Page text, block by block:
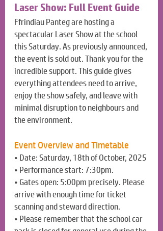
Laser Show: Full Event Guide
Ffrindiau Panteg are hosting a
spectacular Laser Show at the school
this Saturday. As previously announced,
the event is sold out. Thank you for the
incredible support. This guide gives
everything attendees need to arrive,
enjoy the show safely, and leave with
minimal disruption to neighbours and
the environment.
Event Overview and Timetable
• Date: Saturday, 18th of October, 2025
• Performance start: 7:30pm.
• Gates open: 5:00pm precisely. Please
arrive with enough time for ticket
scanning and steward direction.
• Please remember that the school car